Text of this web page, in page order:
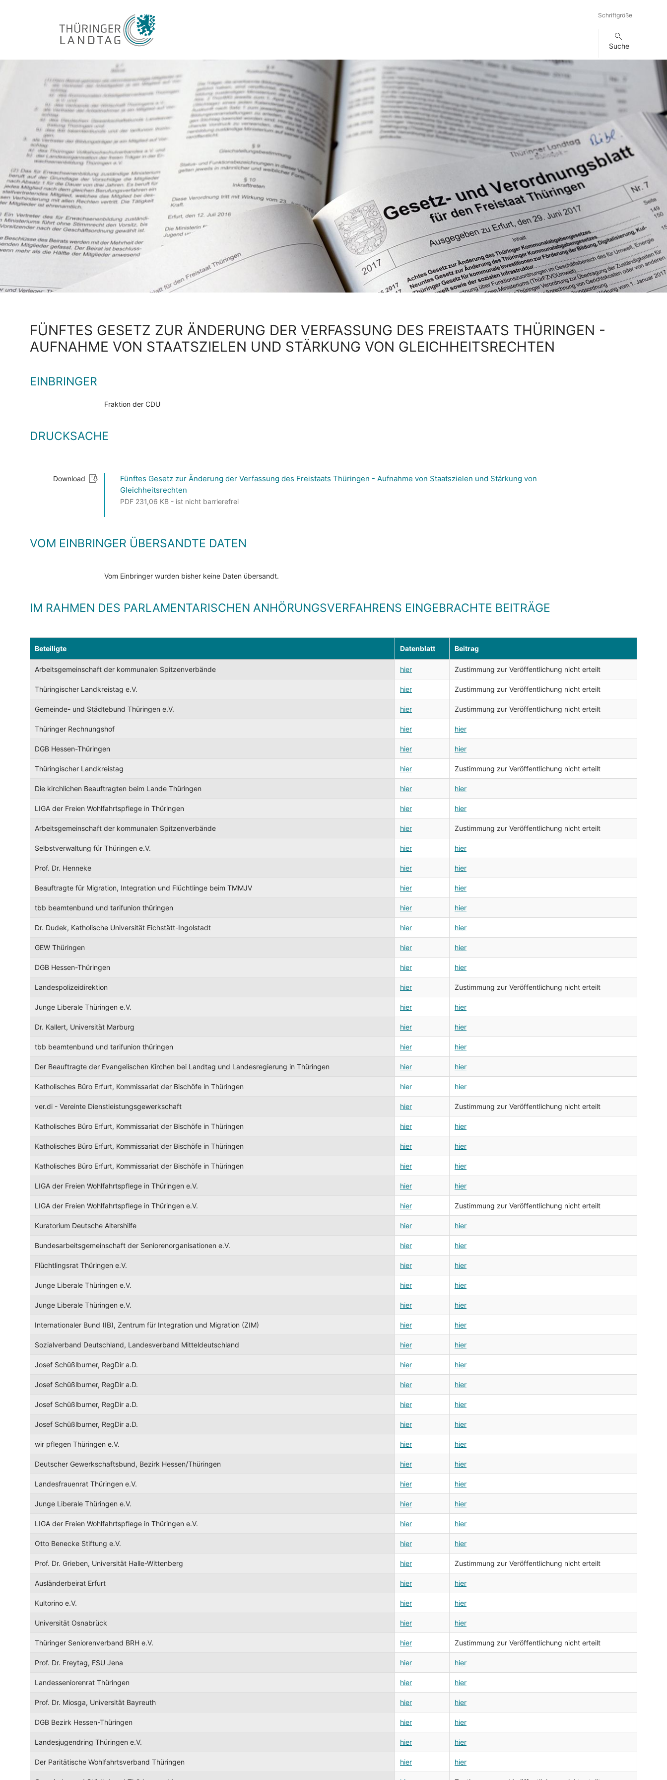
Schriftgröße
Suche
FÜNFTES GESETZ ZUR ÄNDERUNG DER VERFASSUNG DES FREISTAATS THÜRINGEN -
AUFNAHME VON STAATSZIELEN UND STÄRKUNG VON GLEICHHEITSRECHTEN
EINBRINGER
Fraktion der CDU
DRUCKSACHE
Download
Fünftes Gesetz zur Änderung der Verfassung des Freistaats Thüringen - Aufnahme von Staatszielen und Stärkung von
Gleichheitsrechten
PDF 231,06 KB - ist nicht barrierefrei
VOM EINBRINGER ÜBERSANDTE DATEN
Vom Einbringer wurden bisher keine Daten übersandt.
IM RAHMEN DES PARLAMENTARISCHEN ANHÖRUNGSVERFAHRENS EINGEBRACHTE BEITRÄGE
Beteiligte Datenblatt Beitrag
Arbeitsgemeinschaft der kommunalen Spitzenverbände hier Zustimmung zur Veröffentlichung nicht erteilt
Thüringischer Landkreistag e.V. hier Zustimmung zur Veröffentlichung nicht erteilt
Gemeinde- und Städtebund Thüringen e.V. hier Zustimmung zur Veröffentlichung nicht erteilt
Thüringer Rechnungshof hier hier
DGB Hessen-Thüringen hier hier
Thüringischer Landkreistag hier Zustimmung zur Veröffentlichung nicht erteilt
Die kirchlichen Beauftragten beim Lande Thüringen hier hier
LIGA der Freien Wohlfahrtspflege in Thüringen hier hier
Arbeitsgemeinschaft der kommunalen Spitzenverbände hier Zustimmung zur Veröffentlichung nicht erteilt
Selbstverwaltung für Thüringen e.V. hier hier
Prof. Dr. Henneke hier hier
Beauftragte für Migration, Integration und Flüchtlinge beim TMMJV hier hier
tbb beamtenbund und tarifunion thüringen hier hier
Dr. Dudek, Katholische Universität Eichstätt-Ingolstadt hier hier
GEW Thüringen hier hier
DGB Hessen-Thüringen hier hier
Landespolizeidirektion hier Zustimmung zur Veröffentlichung nicht erteilt
Junge Liberale Thüringen e.V. hier hier
Dr. Kallert, Universität Marburg hier hier
tbb beamtenbund und tarifunion thüringen hier hier
Der Beauftragte der Evangelischen Kirchen bei Landtag und Landesregierung in Thüringen hier hier
Katholisches Büro Erfurt, Kommissariat der Bischöfe in Thüringen hier hier
ver.di - Vereinte Dienstleistungsgewerkschaft hier Zustimmung zur Veröffentlichung nicht erteilt
Katholisches Büro Erfurt, Kommissariat der Bischöfe in Thüringen hier hier
Katholisches Büro Erfurt, Kommissariat der Bischöfe in Thüringen hier hier
Katholisches Büro Erfurt, Kommissariat der Bischöfe in Thüringen hier hier
LIGA der Freien Wohlfahrtspflege in Thüringen e.V. hier hier
LIGA der Freien Wohlfahrtspflege in Thüringen e.V. hier Zustimmung zur Veröffentlichung nicht erteilt
Kuratorium Deutsche Altershilfe hier hier
Bundesarbeitsgemeinschaft der Seniorenorganisationen e.V. hier hier
Flüchtlingsrat Thüringen e.V. hier hier
Junge Liberale Thüringen e.V. hier hier
Junge Liberale Thüringen e.V. hier hier
Internationaler Bund (IB), Zentrum für Integration und Migration (ZIM) hier hier
Sozialverband Deutschland, Landesverband Mitteldeutschland hier hier
Josef Schüßlburner, RegDir a.D. hier hier
Josef Schüßlburner, RegDir a.D. hier hier
Josef Schüßlburner, RegDir a.D. hier hier
Josef Schüßlburner, RegDir a.D. hier hier
wir pflegen Thüringen e.V. hier hier
Deutscher Gewerkschaftsbund, Bezirk Hessen/Thüringen hier hier
Landesfrauenrat Thüringen e.V. hier hier
Junge Liberale Thüringen e.V. hier hier
LIGA der Freien Wohlfahrtspflege in Thüringen e.V. hier hier
Otto Benecke Stiftung e.V. hier hier
Prof. Dr. Grieben, Universität Halle-Wittenberg hier Zustimmung zur Veröffentlichung nicht erteilt
Ausländerbeirat Erfurt hier hier
Kultorino e.V. hier hier
Universität Osnabrück hier hier
Thüringer Seniorenverband BRH e.V. hier Zustimmung zur Veröffentlichung nicht erteilt
Prof. Dr. Freytag, FSU Jena hier hier
Landesseniorenrat Thüringen hier hier
Prof. Dr. Miosga, Universität Bayreuth hier hier
DGB Bezirk Hessen-Thüringen hier hier
Landesjugendring Thüringen e.V. hier hier
Der Paritätische Wohlfahrtsverband Thüringen hier hier